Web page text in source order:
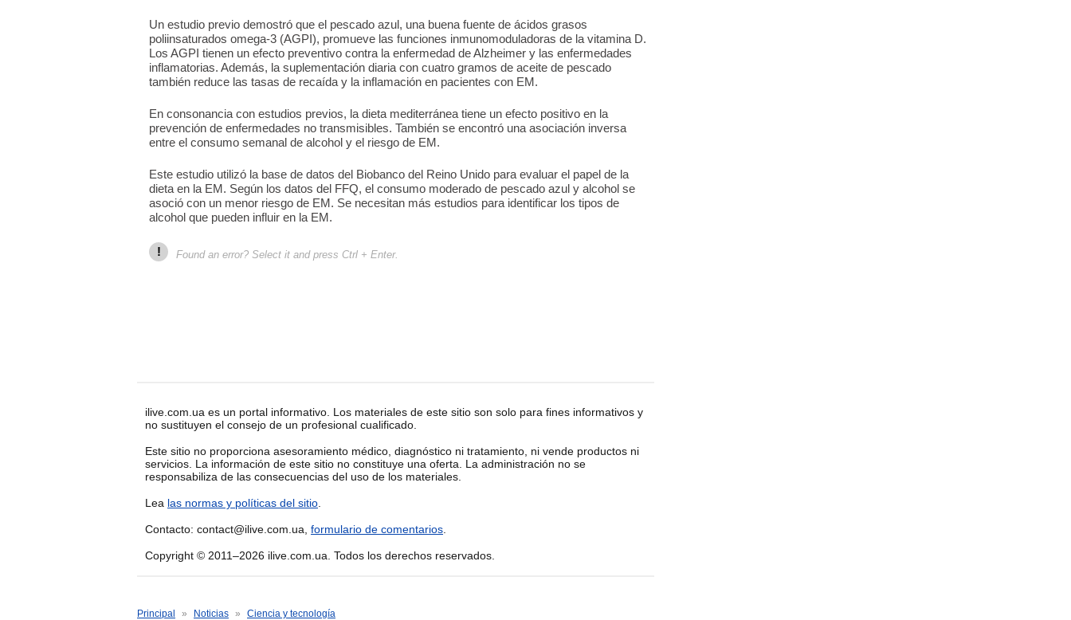
Un estudio previo demostró que el pescado azul, una buena fuente de ácidos grasos
poliinsaturados omega-3 (AGPI), promueve las funciones inmunomoduladoras de la vitamina D.
Los AGPI tienen un efecto preventivo contra la enfermedad de Alzheimer y las enfermedades
inflamatorias. Además, la suplementación diaria con cuatro gramos de aceite de pescado
también reduce las tasas de recaída y la inflamación en pacientes con EM.
En consonancia con estudios previos, la dieta mediterránea tiene un efecto positivo en la
prevención de enfermedades no transmisibles. También se encontró una asociación inversa
entre el consumo semanal de alcohol y el riesgo de EM.
Este estudio utilizó la base de datos del Biobanco del Reino Unido para evaluar el papel de la
dieta en la EM. Según los datos del FFQ, el consumo moderado de pescado azul y alcohol se
asoció con un menor riesgo de EM. Se necesitan más estudios para identificar los tipos de
alcohol que pueden influir en la EM.
! Found an error? Select it and press Ctrl + Enter.
ilive.com.ua es un portal informativo. Los materiales de este sitio son solo para fines informativos y
no sustituyen el consejo de un profesional cualificado.
Este sitio no proporciona asesoramiento médico, diagnóstico ni tratamiento, ni vende productos ni
servicios. La información de este sitio no constituye una oferta. La administración no se
responsabiliza de las consecuencias del uso de los materiales.
Lea las normas y políticas del sitio
Contacto: contact@ilive.com.ua, formulario de comentarios
Copyright © 2011–2026 ilive.com.ua. Todos los derechos reservados.
Principal » Noticias » Ciencia y tecnología